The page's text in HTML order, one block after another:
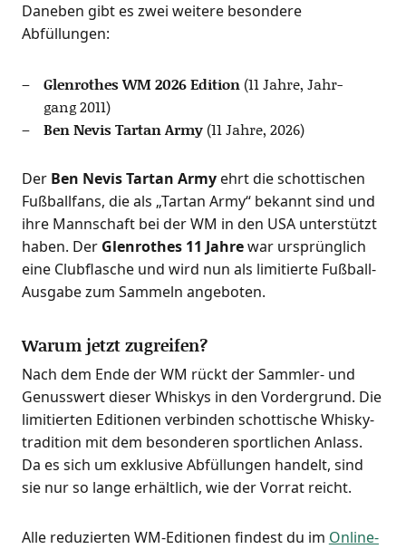
Dane­ben gibt es zwei wei­te­re beson­de­re
Abfüllungen:
Glen­ro­thes WM 2026 Edi­ti­on(11 Jah­re, Jahr­
gang 2011)
Ben Nevis Tar­tan Army(11 Jah­re, 2026)
Der Ben Nevis Tar­tan Armyehrt die schot­ti­schen
Fuß­ball­fans, die als „Tar­tan Army“ bekannt sind und
ihre Mann­schaft bei der WM in den USA unter­stützt
haben. Der Glen­ro­thes 11 Jah­rewar ursprüng­lich
eine Club­fla­sche und wird nun als limi­tier­te Fuß­ball-
Aus­ga­be zum Sam­meln angeboten.
Warum jetzt zugreifen?
Nach dem Ende der WM rückt der Samm­ler- und
Genuss­wert die­ser Whis­kys in den Vor­der­grund. Die
limi­tier­ten Edi­tio­nen ver­bin­den schot­ti­sche Whis­ky­
tra­di­ti­on mit dem beson­de­ren sport­li­chen Anlass.
Da es sich um exklu­si­ve Abfül­lun­gen han­delt, sind
sie nur so lan­ge erhält­lich, wie der Vor­rat reicht.
Alle redu­zier­ten WM-Edi­tio­nen fin­dest du im Online­